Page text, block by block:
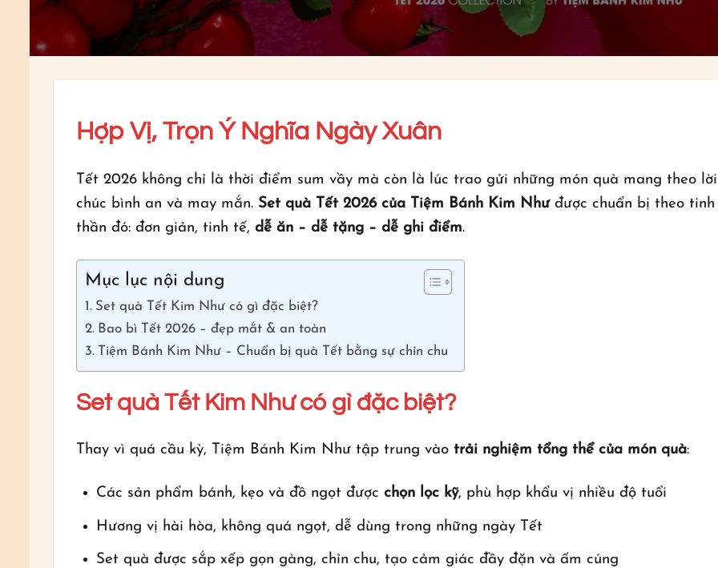
Hợp Vị, Trọn Ý Nghĩa Ngày Xuân
Tết 2026 không chỉ là thời điểm sum vầy mà còn là lúc trao gửi những món quà mang theo lời
chúc bình an và may mắn. Set quà Tết 2026 của Tiệm Bánh Kim Nhưđược chuẩn bị theo tinh
thần đó: đơn giản, tinh tế,dễ ăn – dễ tặng – dễ ghi điểm.
Mục lục nội dung
Set quà Tết Kim Như có gì đặc biệt?
Bao bì Tết 2026 – đẹp mắt & an toàn
Tiệm Bánh Kim Như – Chuẩn bị quà Tết bằng sự chỉn chu
Set quà Tết Kim Như có gì đặc biệt?
Thay vì quá cầu kỳ, Tiệm Bánh Kim Như tập trung vàotrải nghiệm tổng thể của món quà:
Các sản phẩm bánh, kẹo và đồ ngọt được chọn lọc kỹ, phù hợp khẩu vị nhiều độ tuổi
Hương vị hài hòa, không quá ngọt, dễ dùng trong những ngày Tết
Set quà được sắp xếp gọn gàng, chỉn chu, tạo cảm giác đầy đặn và ấm cúng